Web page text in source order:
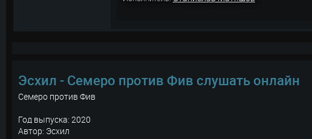
Эсхил - Семеро против Фив слушать онлайн
Семеро против Фив
Год выпуска: 2020
Автор: Эсхил